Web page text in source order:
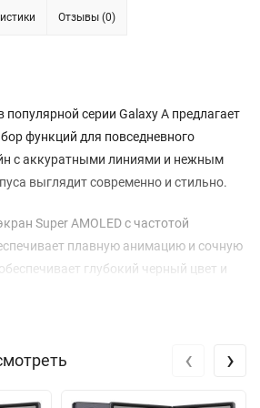
Отзывы (0)
серии Galaxy A предлагает
функций для повседневного
с аккуратными линиями и нежным
выглядит современно и стильно.
Super AMOLED с частотой
плавную анимацию и сочную
глубокий черный цвет и
при просмотре контента в
Exynos 1380 с частотой до
и быстрой загрузки приложений.
‹ ›